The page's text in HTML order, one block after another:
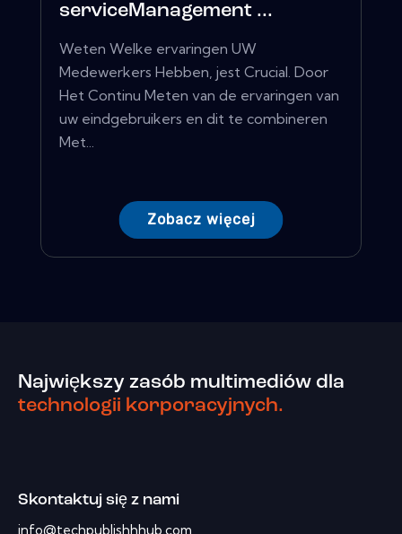
serviceManagement ...
Weten Welke ervaringen UW
Medewerkers Hebben, jest Crucial. Door
Het Continu Meten van de ervaringen van
uw eindgebruikers en dit te combineren
Met...
Zobacz więcej
Największy zasób multimediów dla
technologii korporacyjnych.
Skontaktuj się z nami
info@techpublishhhub.com